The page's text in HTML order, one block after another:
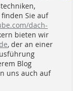
Sie auf
dach-
bieten wir
, der an einer
Blog
uns auch auf